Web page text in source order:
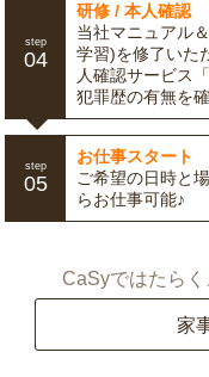
step
04
研修 / 本人確認
当社マニュアル
学習)を修了いた
人確認サービス
犯罪歴の有無を
step
05
お仕事スタート
ご希望の日時と
らお仕事可能♪
CaSyではたら
家